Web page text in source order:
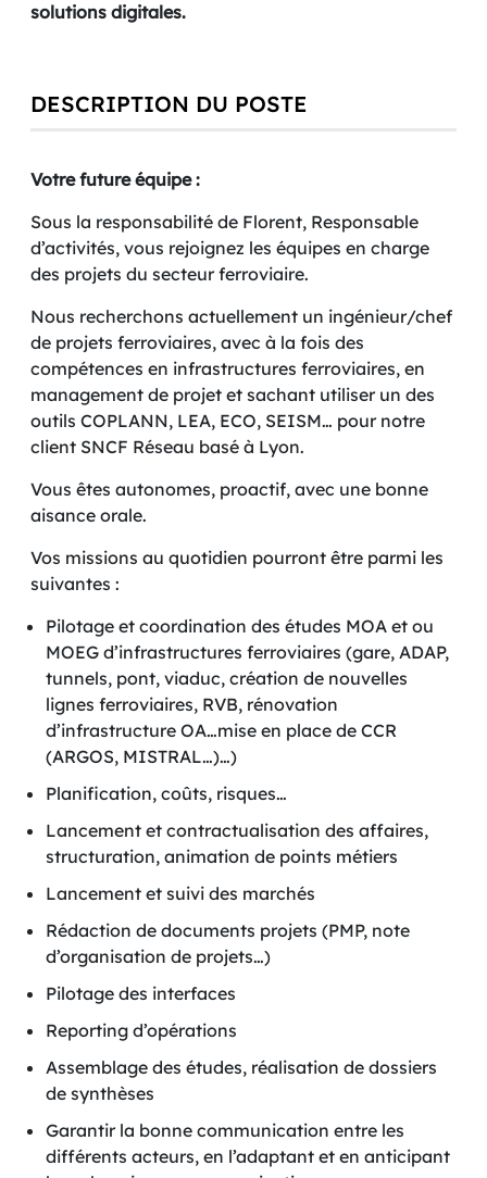
solutions digitales.
DESCRIPTION DU POSTE
Votre future équipe :
Sous la responsabilité de Florent, Responsable
d’activités, vous rejoignez les équipes en charge
des projets du secteur ferroviaire.
Nous recherchons actuellement un ingénieur/chef
de projets ferroviaires, avec à la fois des
compétences en infrastructures ferroviaires, en
management de projet et sachant utiliser un des
outils COPLANN, LEA, ECO, SEISM… pour notre
client SNCF Réseau basé à Lyon.
Vous êtes autonomes, proactif, avec une bonne
aisance orale.
Vos missions au quotidien pourront être parmi les
suivantes :
Pilotage et coordination des études MOA et ou
MOEG d’infrastructures ferroviaires (gare, ADAP,
tunnels, pont, viaduc, création de nouvelles
lignes ferroviaires, RVB, rénovation
d’infrastructure OA…mise en place de CCR
(ARGOS, MISTRAL…)…)
Planification, coûts, risques…
Lancement et contractualisation des affaires,
structuration, animation de points métiers
Lancement et suivi des marchés
Rédaction de documents projets (PMP, note
d’organisation de projets…)
Pilotage des interfaces
Reporting d’opérations
Assemblage des études, réalisation de dossiers
de synthèses
Garantir la bonne communication entre les
différents acteurs, en l’adaptant et en anticipant